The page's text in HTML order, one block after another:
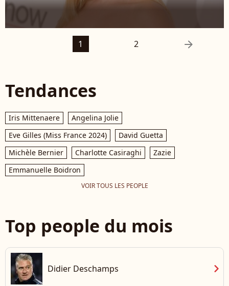
1 2 arrow_right
Tendances
Iris Mittenaere
Angelina Jolie
Eve Gilles (Miss France 2024)
David Guetta
Michèle Bernier
Charlotte Casiraghi
Zazie
Emmanuelle Boidron
VOIR TOUS LES PEOPLE
Top people du mois
Didier Deschamps chevron_right